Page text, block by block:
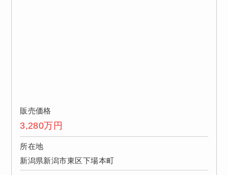
販売価格
3,280万円
所在地
新潟県新潟市東区下場本町